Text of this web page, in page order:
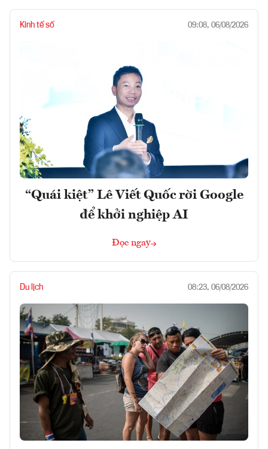
Kinh tế số 09:08, 06/08/2026
“Quái kiệt” Lê Viết Quốc rời Google
để khởi nghiệp AI
Đọc ngay
Du lịch 08:23, 06/08/2026